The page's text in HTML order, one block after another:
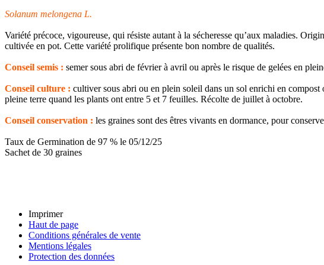
Solanum melongena L.
Variété précoce, vigoureuse, qui résiste autant à la sécheresse qu’aux maladies.
cultivée en pot. Cette variété prolifique présente bon nombre de qualités.
Conseil semis : semer sous abri de février à avril ou après le risque de gelées en
Conseil culture : cultiver sous abri ou en plein soleil dans un sol enrichi en compost
pleine terre quand les plants ont entre 5 et 7 feuilles. Récolte de juillet à octobre.
Conseil conservation : les graines sont des êtres vivants en dormance, pour
Taux de Germination de 97 % le 05/12/25
Sachet de 30 graines
Imprimer
Haut de page
Conditions générales de vente
Mentions légales
Protection des données